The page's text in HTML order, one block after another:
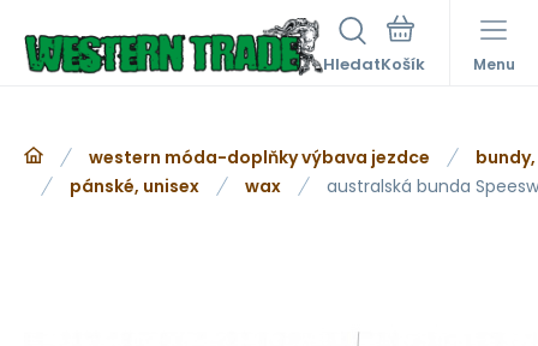
Hledat Menu
western móda-doplňky výbava jezdce
pánské, unisex
wax australská bunda